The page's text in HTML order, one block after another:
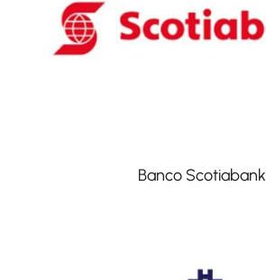
Banco Scotiabank